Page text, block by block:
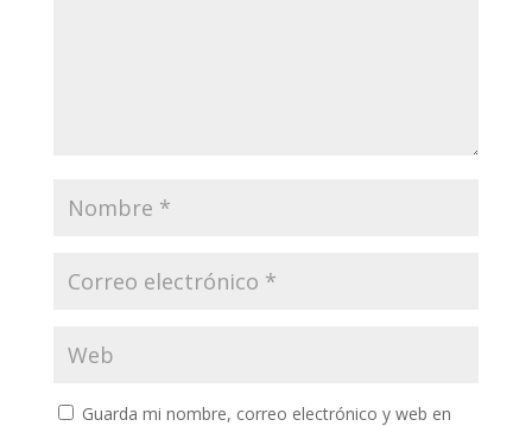
Guarda mi nombre, correo electrónico y web en